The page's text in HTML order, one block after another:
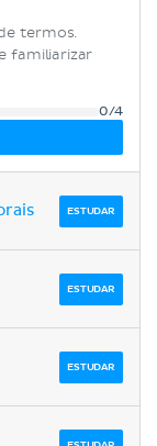
termos.
familiarizar
0/4
ESTUDAR
ESTUDAR
ESTUDAR